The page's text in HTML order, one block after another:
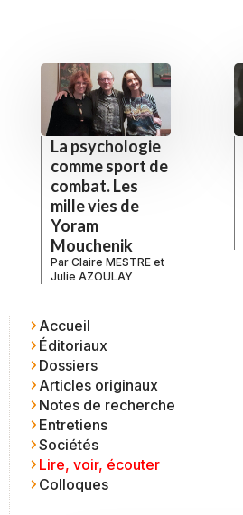
La psychologie
comme sport de
combat. Les
mille vies de
Yoram
Mouchenik
Par Claire MESTRE et
Julie AZOULAY
Accueil
Éditoriaux
Dossiers
Articles originaux
Notes de recherche
Entretiens
Sociétés
Lire, voir, écouter
Colloques